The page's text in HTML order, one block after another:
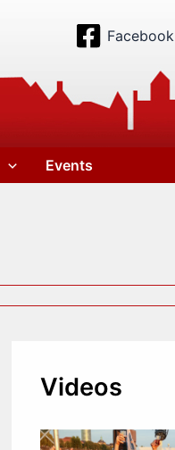
Facebook
Events
Videos